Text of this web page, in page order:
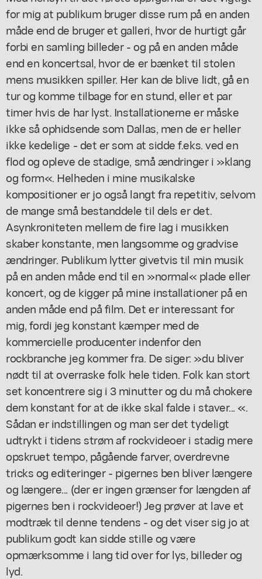
for mig at publikum bruger disse rum på en anden
måde end de bruger et galleri, hvor de hurtigt går
forbi en samling billeder - og på en anden måde
end en koncertsal, hvor de er bænket til stolen
mens musikken spiller. Her kan de blive lidt, gå en
tur og komme tilbage for en stund, eller et par
timer hvis de har lyst. Installationerne er måske
ikke så ophidsende som Dallas, men de er heller
ikke kedelige - det er som at sidde f.eks. ved en
flod og opleve de stadige, små ændringer i »klang
og form«. Helheden i mine musikalske
kompositioner er jo også langt fra repetitiv, selvom
de mange små bestanddele til dels er det.
Asynkroniteten mellem de fire lag i musikken
skaber konstante, men langsomme og gradvise
ændringer. Publikum lytter givetvis til min musik
på en anden måde end til en »normal« plade eller
koncert, og de kigger på mine installationer på en
anden måde end på film. Det er interessant for
mig, fordi jeg konstant kæmper med de
kommercielle producenter indenfor den
rockbranche jeg kommer fra. De siger: »du bliver
nødt til at overraske folk hele tiden. Folk kan stort
set koncentrere sig i 3 minutter og du må chokere
dem konstant for at de ikke skal falde i staver... «.
Sådan er indstillingen og man ser det tydeligt
udtrykt i tidens strøm af rockvideoer i stadig mere
opskruet tempo, pågående farver, overdrevne
tricks og editeringer - pigernes ben bliver længere
og længere... (der er ingen grænser for længden af
pigernes ben i rockvideoer!) Jeg prøver at lave et
modtræk til denne tendens - og det viser sig jo at
publikum godt kan sidde stille og være
opmærksomme i lang tid over for lys, billeder og
lyd.